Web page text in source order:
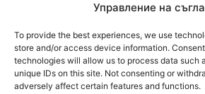
Управление на
To provide the best experiences, we use
store and/or access device information.
technologies will allow us to process data such
unique IDs on this site. Not consenting or
adversely affect certain features and functions.
ABOUT US
PlovdivDerby.com е първата
медия!